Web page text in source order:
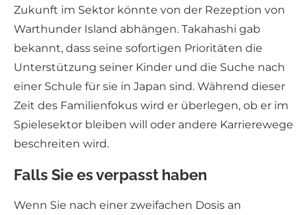
Zukunft im Sektor könnte von der Rezeption von
Warthunder Island abhängen. Takahashi gab
bekannt, dass seine sofortigen Prioritäten die
Unterstützung seiner Kinder und die Suche nach
einer Schule für sie in Japan sind. Während dieser
Zeit des Familienfokus wird er überlegen, ob er im
Spielesektor bleiben will oder andere Karrierewege
beschreiten wird.
Falls Sie es verpasst haben
Wenn Sie nach einer zweifachen Dosis an